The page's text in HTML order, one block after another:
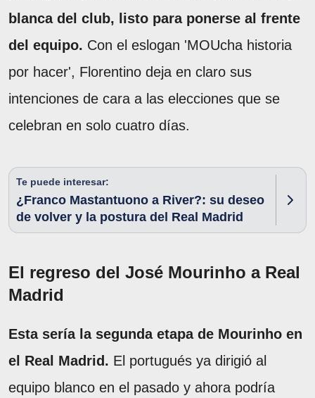
blanca del club, listo para ponerse al frente
del equipo. Con el eslogan 'MOUcha historia
por hacer', Florentino deja en claro sus
intenciones de cara a las elecciones que se
celebran en solo cuatro días.
Te puede interesar:
¿Franco Mastantuono a River?: su deseo
de volver y la postura del Real Madrid
El regreso del José Mourinho a Real
Madrid
Esta sería la segunda etapa de Mourinho en
el Real Madrid. El portugués ya dirigió al
equipo blanco en el pasado y ahora podría